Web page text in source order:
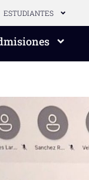
ESTUDIANTES